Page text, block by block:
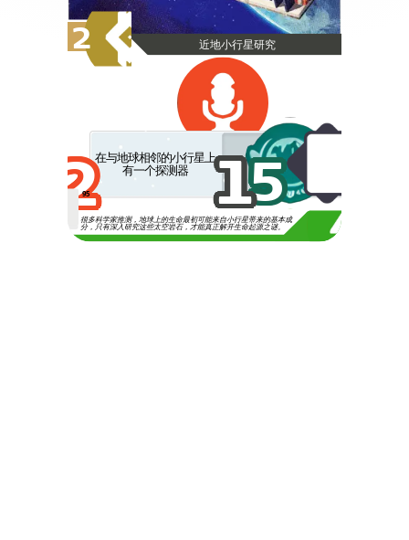
近地小行星研究
2
2在与地球相邻的小行星上
有一个探测器 5
1
95
很多科学家推测，地球上的生命最初可能来自小行星带来的基本成
分，只有深入研究这些太空岩石，才能真正解开生命起源之谜。